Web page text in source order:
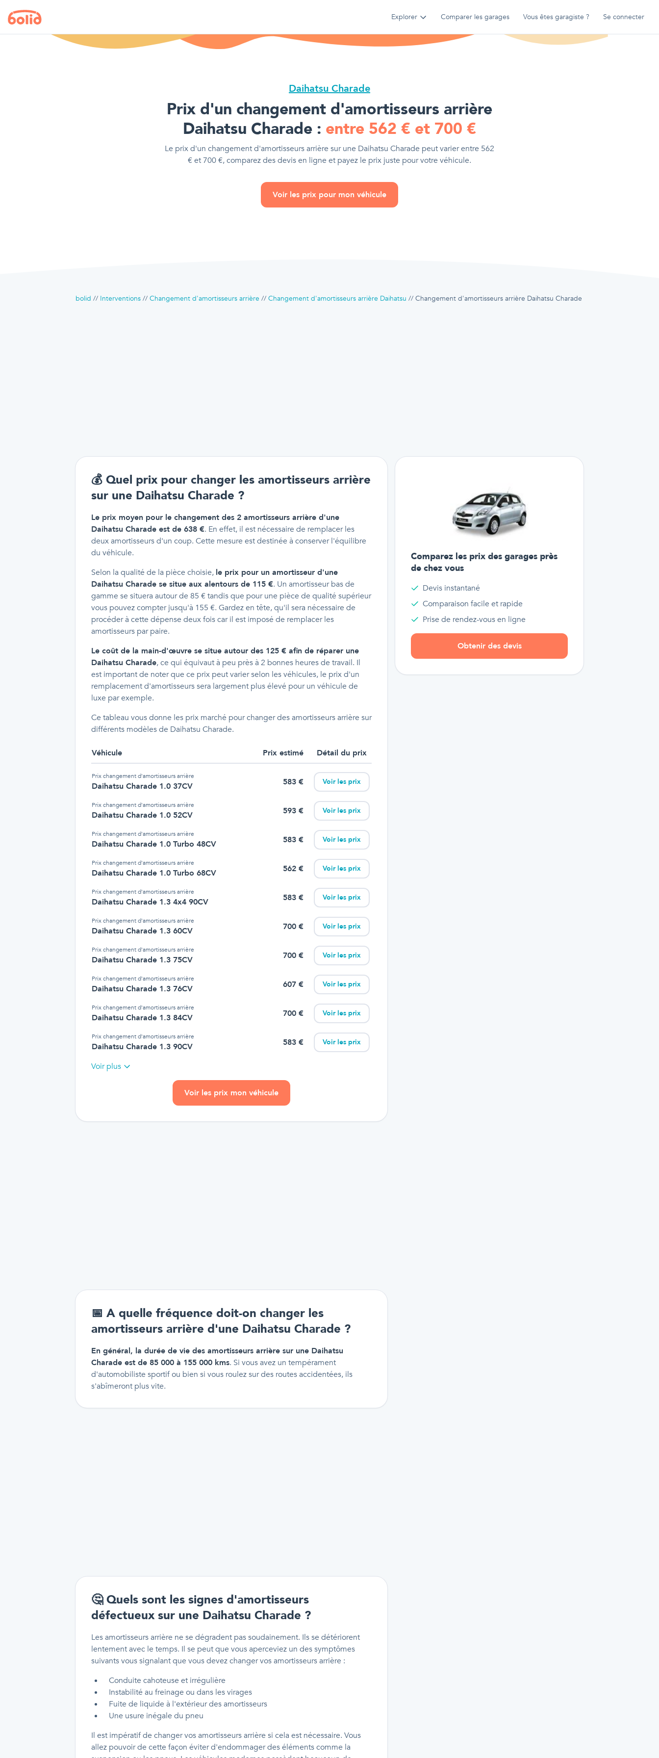
Explorer Comparer les garages Vous êtes garagiste ? Se connecter
Daihatsu Charade
Prix d'un changement d'amortisseurs arrière
Daihatsu Charade : entre 562 € et 700 €
Le prix d'un changement d'amortisseurs arrière sur une Daihatsu Charade peut varier entre 562
€ et700€, comparez des devis en ligne et payez le prix juste pour votre véhicule.
Voir les prix pour mon véhicule
bolid Interventions Changement d'amortisseurs arrière Changement d'amortisseurs arrière Daihatsu Changement d'amortisseurs arrière Daihatsu Charade
💰 Quel prix pour changer les amortisseurs arrière
sur une Daihatsu Charade ?
Le prix moyen pour le changement des 2 amortisseurs arrière d'une
Daihatsu Charade est de 638 €. En effet, il est nécessaire de remplacer les
deux amortisseurs d'un coup. Cette mesure est destinée à conserver l'équilibre
du véhicule.
Selon la qualité de la pièce choisie, le prix pour un amortisseur d'une
Daihatsu Charade se situe aux alentours de 115 €. Un amortisseur bas de
gamme se situera autour de 85 € tandis que pour une pièce de qualité supérieur
vous pouvez compter jusqu'à 155 €. Gardez en tête, qu'il sera nécessaire de
procéder à cette dépense deux fois car il est imposé de remplacer les
amortisseurs par paire.
Le coût de la main-d'œuvre se situe autour des 125 € afin de réparer une
Daihatsu Charade, ce qui équivaut à peu près à 2 bonnes heures de travail. Il
est important de noter que ce prix peut varier selon les véhicules, le prix d'un
remplacement d'amortisseurs sera largement plus élevé pour un véhicule de
luxe par exemple.
Ce tableau vous donne les prix marché pour changer des amortisseurs arrière sur
différents modèles de Daihatsu Charade.
Véhicule Prix estimé Détail du prix
Prixchangement d'amortisseurs arrière
Daihatsu Charade 1.0 37CV 583 € Voir les prix
Prixchangement d'amortisseurs arrière
Daihatsu Charade 1.0 52CV 593 € Voir les prix
Prixchangement d'amortisseurs arrière
Daihatsu Charade 1.0 Turbo 48CV 583 € Voir les prix
Prixchangement d'amortisseurs arrière
Daihatsu Charade 1.0 Turbo 68CV 562 € Voir les prix
Prixchangement d'amortisseurs arrière
Daihatsu Charade 1.3 4x4 90CV 583 € Voir les prix
Prixchangement d'amortisseurs arrière
Daihatsu Charade 1.3 60CV 700 € Voir les prix
Prixchangement d'amortisseurs arrière
Daihatsu Charade 1.3 75CV 700 € Voir les prix
Prixchangement d'amortisseurs arrière
Daihatsu Charade 1.3 76CV 607 € Voir les prix
Prixchangement d'amortisseurs arrière
Daihatsu Charade 1.3 84CV 700 € Voir les prix
Prixchangement d'amortisseurs arrière
Daihatsu Charade 1.3 90CV 583 € Voir les prix
Voir plus
Voir les prix mon véhicule
📅 A quelle fréquence doit-on changer les
amortisseurs arrière d'une Daihatsu Charade ?
En général, la durée de vie des amortisseurs arrière sur une Daihatsu
Charade est de 85 000 à 155 000 kms. Si vous avez un tempérament
d'automobiliste sportif ou bien si vous roulez sur des routes accidentées, ils
s'abîmeront plus vite.
🤔 Quels sont les signes d'amortisseurs
défectueux sur une Daihatsu Charade ?
Les amortisseurs arrière ne se dégradent pas soudainement. Ils se détériorent
lentement avec le temps. Il se peut que vous aperceviez un des symptômes
suivants vous signalant que vous devez changer vos amortisseurs arrière :
Conduite cahoteuse et irrégulière
Instabilité au freinage ou dans les virages
Fuite de liquide à l'extérieur des amortisseurs
Une usure inégale du pneu
Il est impératif de changer vos amortisseurs arrière si cela est nécessaire. Vous
allez pouvoir de cette façon éviter d'endommager des éléments comme la
Comparez les prix des garages près
de chez vous
Devis instantané
Comparaison facile et rapide
Prise de rendez-vous en ligne
Obtenir des devis